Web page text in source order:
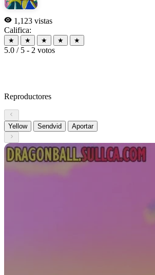
1,123 vistas
Califica:
★ ★ ★ ★ ★
5.0 / 5 - 2 votos
Reproductores
Yellow Sendvid Aportar